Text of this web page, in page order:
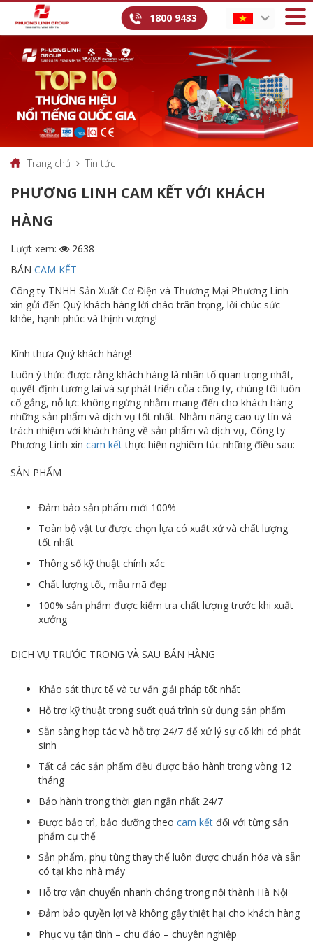
1800 9433
Trang chủ Tin tức
PHƯƠNG LINH CAM KẾT VỚI KHÁCH
HÀNG
Lượt xem:
2638
BẢN CAM KẾT
Công ty TNHH Sản Xuất Cơ Điện và Thương Mại Phương Linh
xin gửi đến Quý khách hàng lời chào trân trọng, lời chúc sức
khỏe, hạnh phúc và thịnh vượng!
Kính thưa Quý khách hàng!
Luôn ý thức được rằng khách hàng là nhân tố quan trọng nhất,
quyết định tương lai và sự phát triển của công ty, chúng tôi luôn
cố gắng, nỗ lực không ngừng nhằm mang đến cho khách hàng
những sản phẩm và dịch vụ tốt nhất. Nhằm nâng cao uy tín và
trách nhiệm với khách hàng về sản phẩm và dịch vụ, Công ty
Phương Linh xin cam kếtthực hiện nghiêm túc những điều sau:
SẢN PHẨM
Đảm bảo sản phẩm mới 100%
Toàn bộ vật tư được chọn lựa có xuất xứ và chất lượng
tốt nhất
Thông số kỹ thuật chính xác
Chất lượng tốt, mẫu mã đẹp
100% sản phẩm được kiểm tra chất lượng trước khi xuất
xưởng
DỊCH VỤ TRƯỚC TRONG VÀ SAU BÁN HÀNG
Khảo sát thực tế và tư vấn giải pháp tốt nhất
Hỗ trợ kỹ thuật trong suốt quá trình sử dụng sản phẩm
Sẵn sàng hợp tác và hỗ trợ 24/7 để xử lý sự cố khi có phát
sinh
Tất cả các sản phẩm đều được bảo hành trong vòng 12
tháng
Bảo hành trong thời gian ngắn nhất 24/7
Được bảo trì, bảo dưỡng theo cam kết đối với từng sản
phẩm cụ thể
Sản phẩm, phụ tùng thay thế luôn được chuẩn hóa và sẵn
có tại kho nhà máy
Hỗ trợ vận chuyển nhanh chóng trong nội thành Hà Nội
Đảm bảo quyền lợi và không gậy thiệt hại cho khách hàng
Phục vụ tận tình – chu đáo – chuyên nghiệp